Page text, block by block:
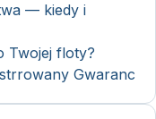
— kiedy i
Twojej floty?
Gwaranc